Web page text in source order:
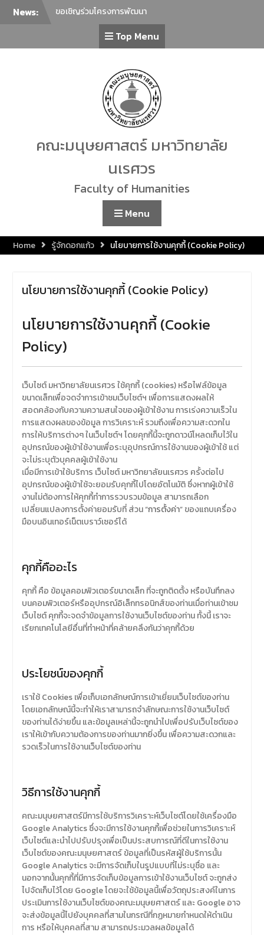
News:
ขอเชิญร่วมโครงการพัฒนา
ภาษาเพื่อยกระดับภาษาไทยสู่
นานาชาติ ครั้งที่ 2 ในหัวข้อ “การ
ล่าม การแปลภาษาไทยในฐานะ
ภาควิชาศิลปะการแสดง คณะ
มนุษยศาสตร์ มหาวิทยาลัย
นเรศวร ขอเชิญทุกท่านร่วมรับ
ชม การแสดงรำเดี่ยวมาตรฐาน
ทางด้านนาฏศิลป์ไทย ประจำปี
2569 โดยนิสิตชั้นปีที่ 4 สาขา
ขอเชิญเข้าร่วมกิจกรรม Lunch
Talk คณะมนุษยศาสตร์
คณะมนุษยศาสตร์ มหาวิทยาลัย
กิจกรรม “โครงการเชิดชูเกียรติ
ศิลปินท้องถิ่น”
โอกาสครบรอบ 36 ปี วันคล้าย
วันสถาปนาคณะมนุษยศาสตร์
ร่วมทำบุญตักบาตรแด่พระภิกษุ
สงฆ์และสามเณร จำนวน 36 รูป
Top Menu
คณะมนุษยศาสตร์ มหาวิทยาลัย
นเรศวร
Faculty of Humanities
Menu
Home รู้จักดอกแก้ว นโยบายการใช้งานคุกกี้ (Cookie Policy)
นโยบายการใช้งานคุกกี้ (Cookie Policy)
นโยบายการใช้งานคุกกี้ (Cookie
Policy)
เว็บไซต์ มหาวิทยาลัยนเรศวร ใช้คุกกี้ (cookies) หรือไฟล์ข้อมูล
ขนาดเล็กเพื่อจดจำการเข้าชมเว็บไซต์ฯ เพื่อการแสดงผลให้
สอดคล้องกับความความสนใจของผู้เข้าใช้งาน การเร่งความเร็วใน
การแสดงผลของข้อมูล การวิเคราะห์ รวมถึงเพื่อความสะดวกใน
การให้บริการต่างๆ ในเว็บไซต์ฯ โดยคุกกี้นี้จะถูกดาวน์โหลดเก็บไว้ใน
อุปกรณ์ของผู้เข้าใช้งานเพื่อระบุอุปกรณ์การใช้งานของผู้เข้าใช้ แต่
จะไม่ระบุตัวบุคคลผู้เข้าใช้งาน
เมื่อมีการเข้าใช้บริการ เว็บไซต์ มหาวิทยาลัยนเรศวร ครั้งต่อไป
อุปกรณ์ของผู้เข้าใช้จะยอมรับคุกกี้ไปโดยอัตโนมัติ ซึ่งหากผู้เข้าใช้
งานไม่ต้องการให้คุกกี้ทำการรวบรวมข้อมูล สามารถเลือก
เปลี่ยนแปลงการตั้งค่ายอมรับที่ ส่วน “การตั้งค่า” ของแถบเครื่อง
มือบนอินเทอร์เน็ตเบราว์เซอร์ได้
คุกกี้คืออะไร
คุกกี้ คือ ข้อมูลคอมพิวเตอร์ขนาดเล็ก ที่จะถูกติดตั้ง หรือบันทึกลง
บนคอมพิวเตอร์หรืออุปกรณ์อิเล็กทรอนิกส์ของท่านเมื่อท่านเข้าชม
เว็บไซต์ คุกกี้จะจดจำข้อมูลการใช้งานเว็บไซต์ของท่าน ทั้งนี้ เราจะ
เรียกเทคโนโลยีอื่นที่ทำหน้าที่คล้ายคลึงกันว่าคุกกี้ด้วย
ประโยชน์ของคุกกี้
เราใช้ Cookies เพื่อเก็บเอกลักษณ์การเข้าเยี่ยมเว็บไซต์ของท่าน
โดยเอกลักษณ์นี้จะทำให้เราสามารถจำลักษณะการใช้งานเว็บไซต์
ของท่านได้ง่ายขึ้น และข้อมูลเหล่านี้จะถูกนำไปเพื่อปรับเว็บไซต์ของ
เราให้เข้ากับความต้องการของท่านมากยิ่งขึ้น เพื่อความสะดวกและ
รวดเร็วในการใช้งานเว็บไซต์ของท่าน
วิธีการใช้งานคุกกี้
คณะมนุษยศาสตร์มีการใช้บริการวิเคราะห์เว็บไซต์โดยใช้เครื่องมือ
Google Analytics ซึ่งจะมีการใช้งานคุกกี้เพื่อช่วยในการวิเคราะห์
เว็บไซต์และนำไปปรับปรุงเพื่อเป็นประสบการณ์ที่ดีในการใช้งาน
เว็บไซต์ของคณะมนุษยศาสตร์ ข้อมูลที่เป็นรหัสผู้ใช้บริการนั้น
Google Analytics จะมีการจัดเก็บในรูปแบบที่ไม่ระบุชื่อ และ
นอกจากนั้นคุกกี้ที่มีการจัดเก็บข้อมูลการเข้าใช้งานเว็บไซต์ จะถูกส่ง
ไปจัดเก็บไว้โดย Google โดยจะใช้ข้อมูลนี้เพื่อวัตถุประสงค์ในการ
ประเมินการใช้งานเว็บไซต์ของคณะมนุษยศาสตร์ และ Google อาจ
จะส่งข้อมูลนี้ไปยังบุคคลที่สามในกรณีที่กฏหมายกำหนดให้ดำเนิน
การ หรือให้บุคคลที่สาม สามารถประมวลผลข้อมูลได้